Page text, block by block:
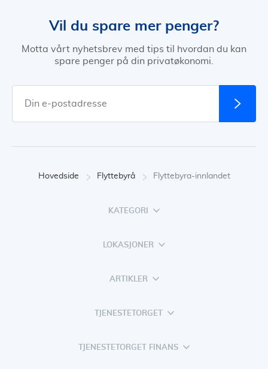
Vil du spare mer penger?
Motta vårt nyhetsbrev med tips til hvordan du kan
spare penger på din privatøkonomi.
Hovedside Flyttebyrå Flyttebyra-innlandet
KATEGORI
LOKASJONER
ARTIKLER
TJENESTETORGET
TJENESTETORGET FINANS